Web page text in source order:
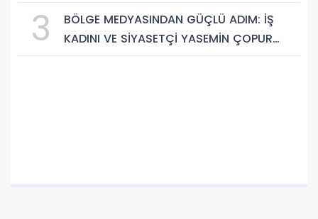
3
BÖLGE MEDYASINDAN GÜÇLÜ ADIM: İŞ
KADINI VE SİYASETÇİ YASEMİN ÇOPUR